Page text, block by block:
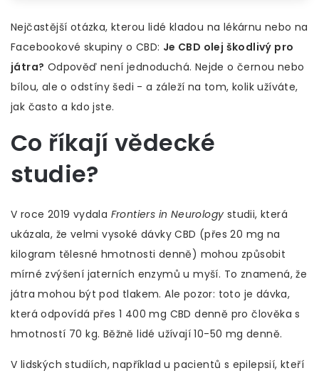
Nejčastější otázka, kterou lidé kladou na lékárnu nebo na
Facebookové skupiny o CBD: Je CBD olej škodlivý pro
játra? Odpověď není jednoduchá. Nejde o černou nebo
bílou, ale o odstíny šedi - a záleží na tom, kolik užíváte,
jak často a kdo jste.
Co říkají vědecké
studie?
V roce 2019 vydala Frontiers in Neurology studii, která
ukázala, že velmi vysoké dávky CBD (přes 20 mg na
kilogram tělesné hmotnosti denně) mohou způsobit
mírné zvýšení jaterních enzymů u myší. To znamená, že
játra mohou být pod tlakem. Ale pozor: toto je dávka,
která odpovídá přes 1 400 mg CBD denně pro člověka s
hmotností 70 kg. Běžně lidé užívají 10-50 mg denně.
V lidských studiích, například u pacientů s epilepsií, kteří